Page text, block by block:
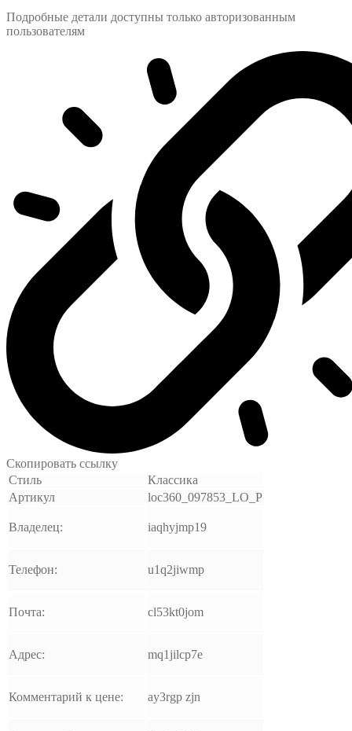
Подробные детали доступны только авторизованным
пользователям
Скопировать ссылку
Стиль
Классика
Артикул
loc360_097853_LO_P
Владелец: iaqhyjmp19
Телефон: u1q2jiwmp
Почта: cl53kt0jom
Адрес: mq1jilcp7e
Комментарий к цене: ay3rgp zjn